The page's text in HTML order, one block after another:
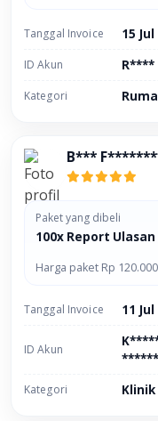
Tanggal Invoice 15
ID Akun
Kategori
B***
Paket yang dibeli
100x Report Ulasan
Harga paket Rp 120.000
Tanggal Invoice 11
ID Akun
Kategori Klinik